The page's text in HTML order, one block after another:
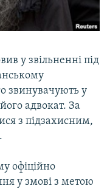
у звільненні під
звинувачують у
адвокат. За
з підзахисним,
офіційно
у змові з метою